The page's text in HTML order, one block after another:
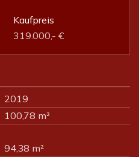
Kaufpreis
319.000,- €
2019
100,78 m²
94,38 m²